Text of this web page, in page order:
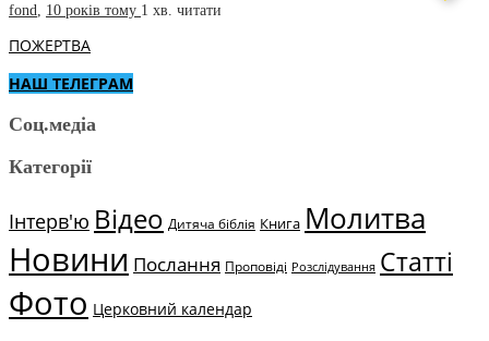
fond 10 років тому 1 хв. читати
ПОЖЕРТВА
НАШ ТЕЛЕГРАМ
Соц.медіа
Категорії
Інтерв'ю Відео Дитяча біблія Книга Молитва
Новини Послання Проповіді Розслідування Статті
Фото Церковний календар